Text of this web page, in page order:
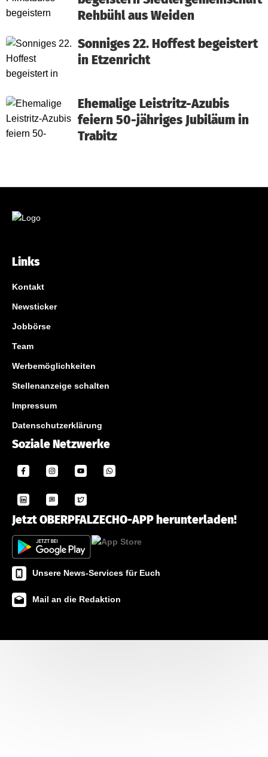
Rehbühl aus Weiden
Sonniges 22. Hoffest begeistert
in Etzenricht
Ehemalige Leistritz-Azubis
feiern 50-jähriges Jubiläum in
Trabitz
Links
Kontakt
Newsticker
Jobbörse
Team
Werbemöglichkeiten
Stellenanzeige schalten
Impressum
Datenschutzerklärung
Soziale Netzwerke
Jetzt OBERPFALZECHO-APP herunterladen!
Unsere News-Services für Euch
Mail an die Redaktion